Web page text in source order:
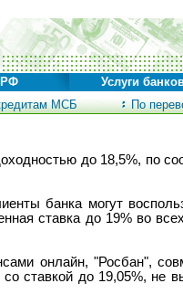
МСБ По
РФ Услуги
до 18,5%, по
банка могут
ставка до 19% во
онлайн, "Росбан",
ставкой до 19,05%, не